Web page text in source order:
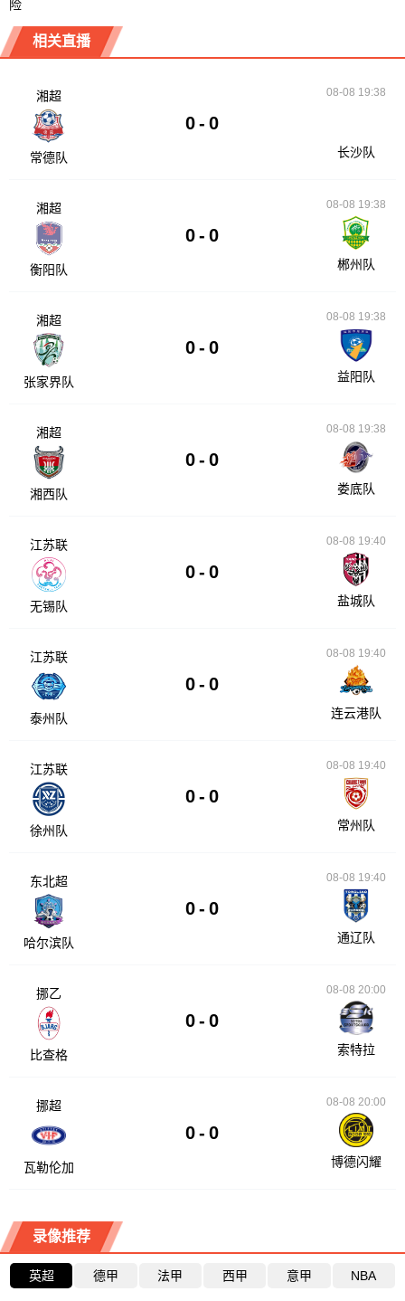
险
相关直播
湘超
常德队
0 - 0
08-08 19:38
长沙队
湘超
衡阳队
0 - 0
08-08 19:38
郴州队
湘超
张家界队
0 - 0
08-08 19:38
益阳队
湘超
湘西队
0 - 0
08-08 19:38
娄底队
江苏联
无锡队
0 - 0
08-08 19:40
盐城队
江苏联
泰州队
0 - 0
08-08 19:40
连云港队
江苏联
徐州队
0 - 0
08-08 19:40
常州队
东北超
哈尔滨队
0 - 0
08-08 19:40
通辽队
挪乙
比查格
0 - 0
08-08 20:00
索特拉
挪超
瓦勒伦加
0 - 0
08-08 20:00
博德闪耀
录像推荐
英超 德甲 法甲 西甲 意甲 NBA